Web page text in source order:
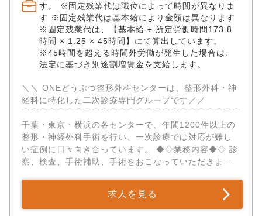
手術を可能に ・リハビリ用プール、トレッドミル：大
型犬のリハビリも充実 充実した設備を使用しながら、
多様で難度の高い症例を経験し、専門性を集中的に高
められます。 ✅豊富な手術件数と症例経験 千葉センタ
ーでは年間600件以上、グループ全体で年間1000件以
上の整形・神経外科手術を実施。 ・骨折（約2500件）
1600件） ・膝蓋骨脱臼（約1500件） など累計実績
10000件を超える手術実績があります。 ✅獣医療に集
務を担う本社機能を設置。 人事・経理・法務等の経営
業務、集患や広報等のマーケティング業務、その他全
社に跨る共通業務を担っています。 そのため、獣医
師・看護師は本業である医療に専念できます。 ✅一人
一人に寄り添うキャリア支援 「症例を極めたい」「ワ
ークライフバランスを大切にしたい」「いつか開業し
たい」…。 働くスタッフ個々のニーズに合わせた、柔
す。 ※固定残業代は職位によって時間が異なりま
す ※固定残業代は基本給により金額は異なります
※固定残業代は、【基本給 ÷ 所定労働時間173.8
時間 × 1.25 × 45時間】にて算出しています。
※45時間を超える時間外労働が発生した場合は、
法定に基づき別途割増賃金を支給します。
＼＼ ONEどうぶつ整形外科センターは、整形外科・神
経科に特化した二次診療専門グループです／／ ​
千葉・東京・横浜の各センターで、年間1200件以上の
整形・神経外科手術を行い、一次診療では対応が難し
い症例に日々向き合っています。 ◆◇業務内容◆◇ 診
察、検査、手術補助、手術をおこなっていただきま
もとで執刀を開始していただきます。 これまでの経験
を活かし、早期から高度な手術に携わることが可能で
求人を見る